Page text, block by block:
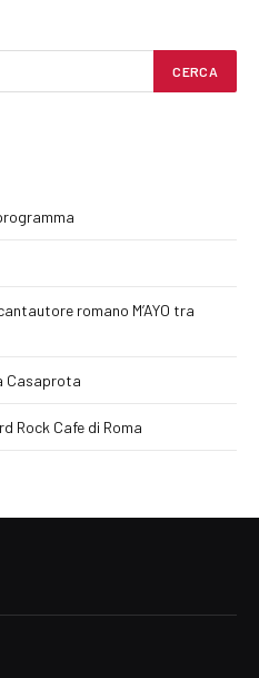
romano M’AYO tra
Casaprota
Rock Cafe di Roma